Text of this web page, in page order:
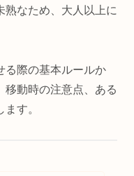
熟なため、大人以上に
る際の基本ルールか
移動時の注意点、ある
す。